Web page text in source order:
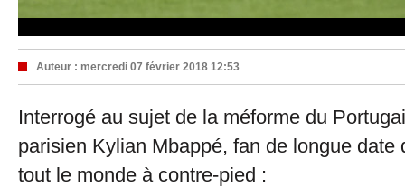
Auteur : mercredi 07 février 2018 12:53
Interrogé au sujet de la méforme du
parisien Kylian Mbappé, fan de longue date
tout le monde à contre-pied :